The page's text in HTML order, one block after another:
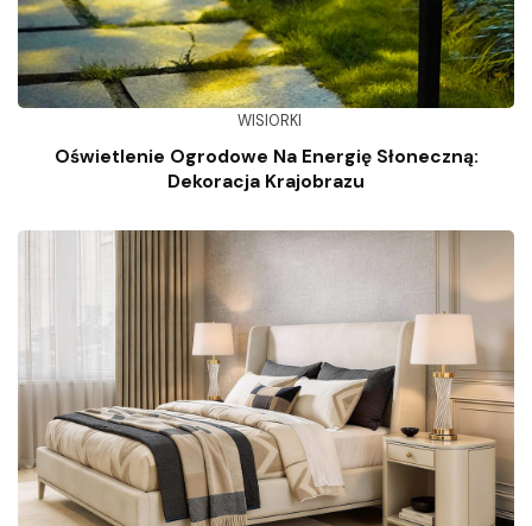
WISIORKI
Oświetlenie Ogrodowe Na Energię Słoneczną:
Dekoracja Krajobrazu